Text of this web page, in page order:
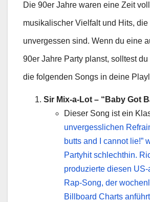
Die 90er Jahre waren eine Zeit
musikalischer Vielfalt und Hits, die
unvergessen sind. Wenn du eine
90er Jahre Party planst, solltest du
die folgenden Songs in deine
Sir Mix-a-Lot – “Baby Got
Dieser Song ist ein
unvergesslichen
butts and I cannot lie!”
Partyhit schlechthin.
produzierte diesen
Rap-Song, der
Billboard Charts